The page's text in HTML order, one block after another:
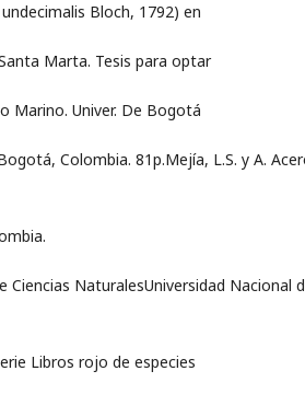
Bloch, 1792) en
Marta. Tesis para optar
Marino. Univer. De Bogotá
Colombia. 81p.Mejía, L.S. y A.
Ciencias NaturalesUniversidad Nacional
Libros rojo de especies